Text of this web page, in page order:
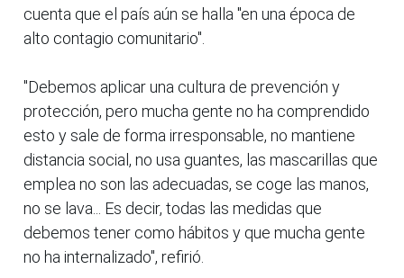
cuenta que el país aún se halla "en una época de
alto contagio comunitario".
"Debemos aplicar una cultura de prevención y
protección, pero mucha gente no ha comprendido
esto y sale de forma irresponsable, no mantiene
distancia social, no usa guantes, las mascarillas que
emplea no son las adecuadas, se coge las manos,
no se lava... Es decir, todas las medidas que
debemos tener como hábitos y que mucha gente
no ha internalizado", refirió.